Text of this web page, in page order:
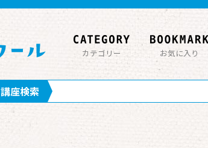
カテゴリー お気に入り
講座検索